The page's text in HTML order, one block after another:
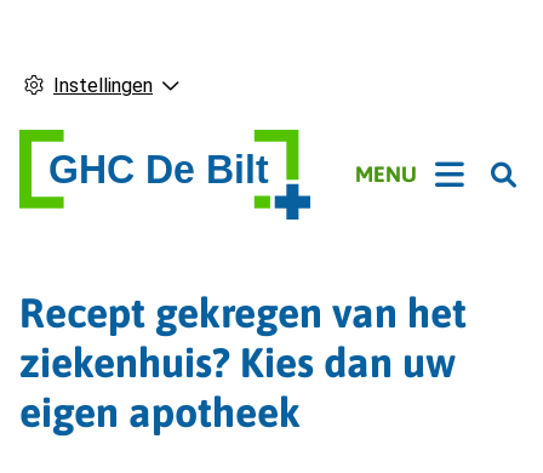
Instellingen
Hoofdmenu
MENU
Recept gekregen van het
ziekenhuis? Kies dan uw
eigen apotheek